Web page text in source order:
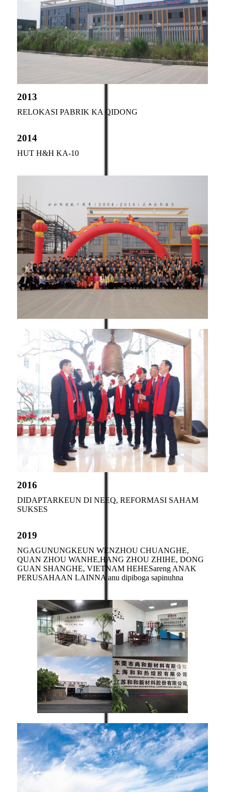
2013
RELOKASI PABRIK KA QIDONG
2014
HUT H&H KA-10
2016
DIDAPTARKEUN DI NEEQ, REFORMASI SAHAM
SUKSES
2019
NGAGUNUNGKEUN WENZHOU CHUANGHE,
QUAN ZHOU WANHE,HANG ZHOU ZHIHE, DONG
GUAN SHANGHE, VIETNAM HEHESareng ANAK
PERUSAHAAN LAINNA anu dipiboga sapinuhna